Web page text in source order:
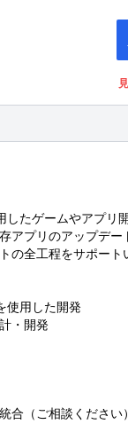
たゲームやアプリ
アプリのアップデ
の全工程をサポート
用した開発
・開発
（ご相談ください）